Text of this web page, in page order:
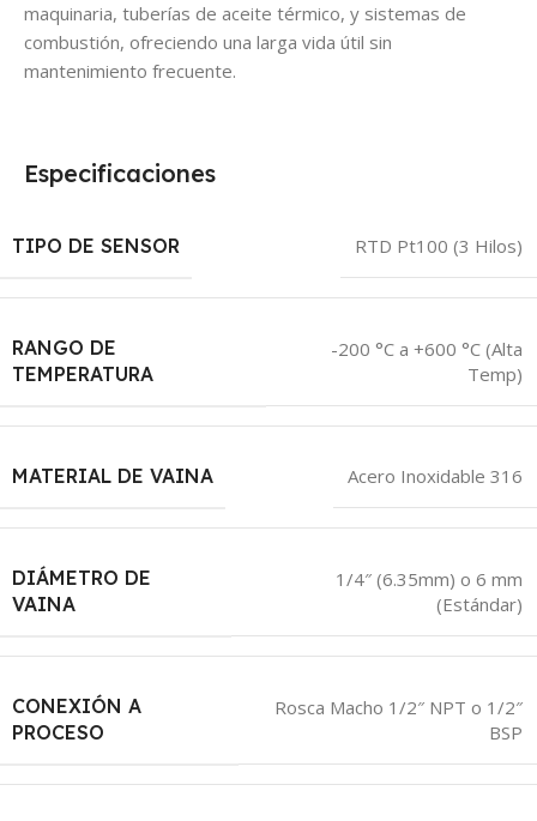
maquinaria, tuberías de aceite térmico, y sistemas de
combustión, ofreciendo una larga vida útil sin
mantenimiento frecuente.
Especificaciones
TIPO DE SENSOR RTD Pt100 (3 Hilos)
RANGO DE
TEMPERATURA
-200 °C a +600 °C (Alta
Temp)
MATERIAL DE VAINA Acero Inoxidable 316
DIÁMETRO DE
VAINA
1/4″ (6.35mm) o 6 mm
(Estándar)
CONEXIÓN A
PROCESO
Rosca Macho 1/2″ NPT o 1/2″
BSP